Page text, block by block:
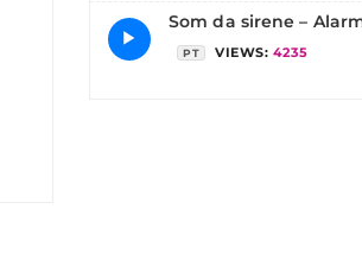
▶
Som da sirene –
PT VIEWS: 4235